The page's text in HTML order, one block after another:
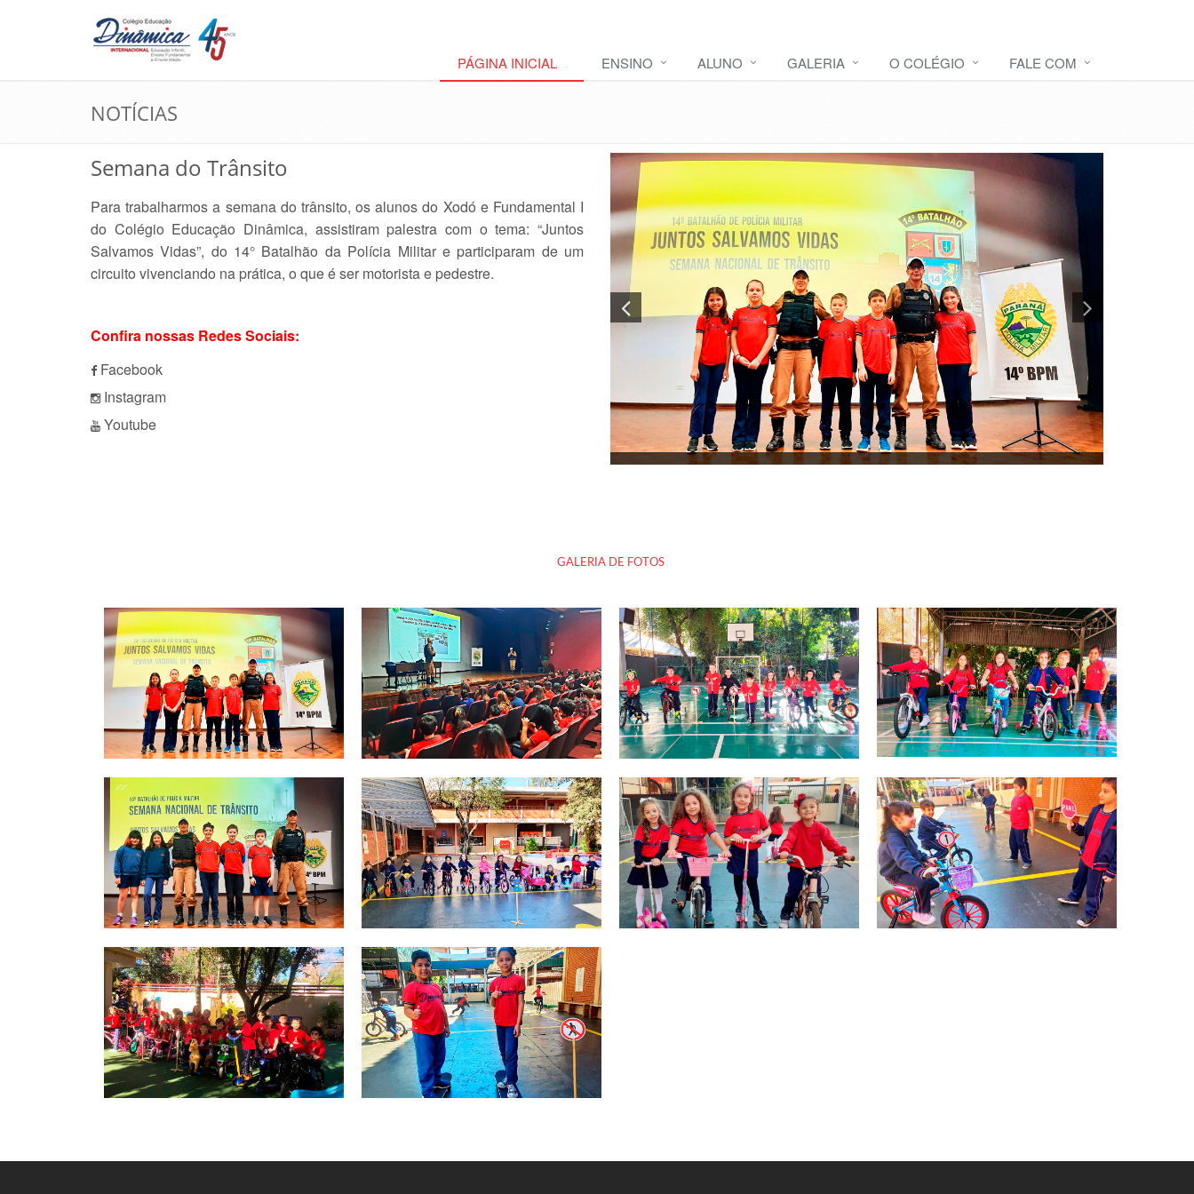
PÁGINA INICIAL ENSINO ALUNO GALERIA O COLÉGIO FALE COM
NOTÍCIAS
Semana do Trânsito
Para trabalharmos a semana do trânsito, os alunos do Xodó e Fundamental I
do Colégio Educação Dinâmica, assistiram palestra com o tema: “Juntos
Salvamos Vidas”, do 14° Batalhão da Polícia Militar e participaram de um
circuito vivenciando na prática, o que é ser motorista e pedestre.
Confira nossas Redes Sociais:
Facebook
Instagram
Youtube
GALERIA DE FOTOS